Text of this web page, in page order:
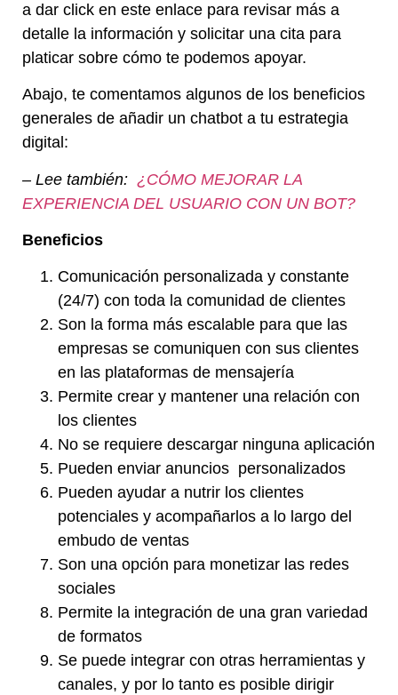
a dar click en este enlace para revisar más a
detalle la información y solicitar una cita para
platicar sobre cómo te podemos apoyar.
Abajo, te comentamos algunos de los beneficios
generales de añadir un chatbot a tu estrategia
digital:
– Lee también: ¿CÓMO MEJORAR LA
EXPERIENCIA DEL USUARIO CON UN BOT?
Beneficios
Comunicación personalizada y constante
(24/7) con toda la comunidad de clientes
Son la forma más escalable para que las
empresas se comuniquen con sus clientes
en las plataformas de mensajería
Permite crear y mantener una relación con
los clientes
No se requiere descargar ninguna aplicación
Pueden enviar anuncios personalizados
Pueden ayudar a nutrir los clientes
potenciales y acompañarlos a lo largo del
embudo de ventas
Son una opción para monetizar las redes
sociales
Permite la integración de una gran variedad
de formatos
Se puede integrar con otras herramientas y
canales, y por lo tanto es posible dirigir